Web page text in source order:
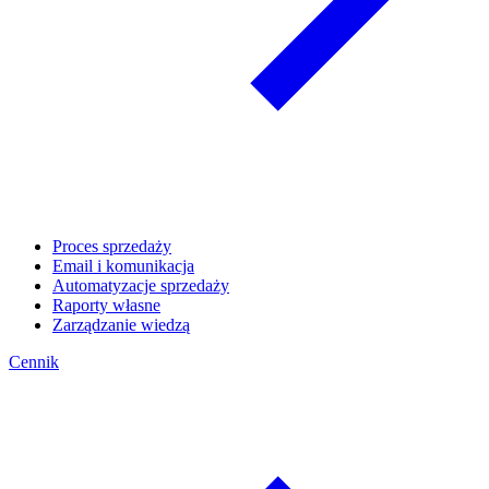
Proces sprzedaży
Email i komunikacja
Automatyzacje sprzedaży
Raporty własne
Zarządzanie wiedzą
Cennik